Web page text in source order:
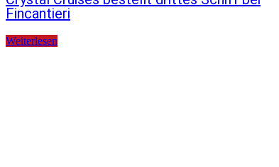
Fincantieri
Weiterlesen